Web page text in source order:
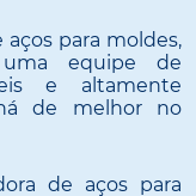
para moldes,
equipe de
e altamente
de melhor no
de aços para